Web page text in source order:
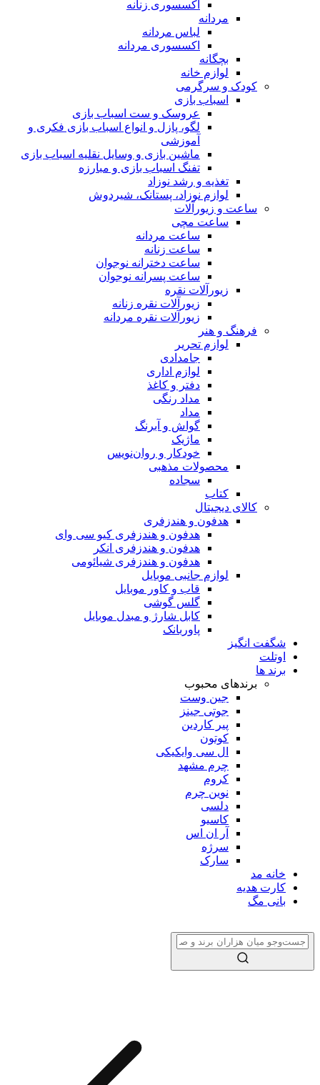
اکسسوری زنانه
مردانه
لباس مردانه
اکسسوری مردانه
بچگانه
لوازم خانه
کودک و سرگرمی
اسباب بازی
عروسک و ست اسباب بازی
لگو، پازل و انواع اسباب بازی فکری و
آموزشی
ماشین بازی و وسایل نقلیه اسباب بازی
تفنگ اسباب بازی و مبارزه
تغذیه و رشد نوزاد
لوازم نوزاد، پستانک، شیردوش
ساعت و زیور‌آلات
ساعت مچی
ساعت مردانه
ساعت زنانه
ساعت دخترانه نوجوان
ساعت پسرانه نوجوان
زیورآلات نقره
زیورآلات نقره زنانه
زیورآلات نقره مردانه
فرهنگ و هنر
لوازم تحریر
جامدادی
لوازم اداری
دفتر و کاغذ
مداد رنگی
مداد
گواش و آبرنگ
ماژیک
خودکار و روان‌نویس
محصولات مذهبی
سجاده
کتاب
کالای دیجیتال
هدفون و هندزفری
هدفون و هندزفری کیو سی وای
هدفون و هندزفری انکر
هدفون و هندزفری شیائومی
لوازم جانبی موبایل
قاب و کاور موبایل
گلس گوشی
کابل شارژ و مبدل موبایل
پاوربانک
شگفت انگیز
اوتلت
برند ها
برندهای محبوب
جین وست
جوتی جینز
پیر کاردین
کوتون
ال سی وایکیکی
چرم مشهد
کروم
نوین چرم
دلسی
کاسیو
آر ان اس
سرژه
سارک
خانه مد
کارت هدیه
بانی مگ